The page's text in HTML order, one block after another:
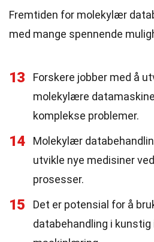
Fremtiden for molekylær
med mange spennende
13
Forskere jobber med å
molekylære
komplekse problemer.
14
Molekylær
utvikle nye medisiner
prosesser.
15
Det er potensial for å
databehandling i